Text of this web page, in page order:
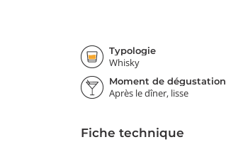
Typologie
Whisky
Moment de dégustation
Après le dîner, lisse
Fiche technique